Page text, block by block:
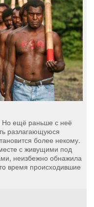
Но ещё раньше с неё
разлагающуюся
более некому.
с живущими под
неизбежно обнажила
время происходившие